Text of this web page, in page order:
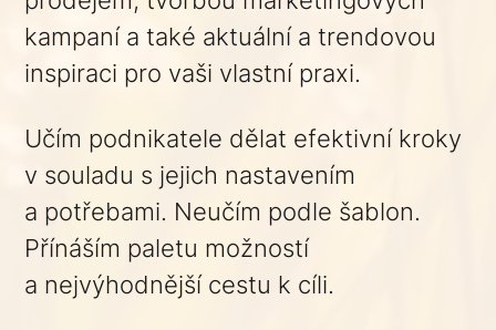
kampaní a také aktuální a trendovou
inspiraci pro vaši vlastní praxi.
Učím podnikatele dělat efektivní kroky
v souladu s jejich nastavením
a potřebami. Neučím podle šablon.
Přínáším paletu možností
a nejvýhodnější cestu k cíli.